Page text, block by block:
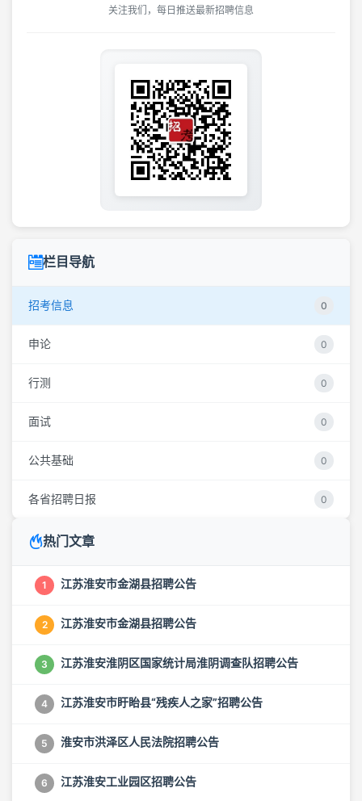
关注我们，每日推送最新招聘信息
栏目导航
招考信息 0
申论 0
行测 0
面试 0
公共基础 0
各省招聘日报 0
热门文章
1 江苏淮安市金湖县招聘公告
2 江苏淮安市金湖县招聘公告
3 江苏淮安淮阴区国家统计局淮阴调查队招聘公告
4 江苏淮安市盱眙县“残疾人之家”招聘公告
5 淮安市洪泽区人民法院招聘公告
6 江苏淮安工业园区招聘公告